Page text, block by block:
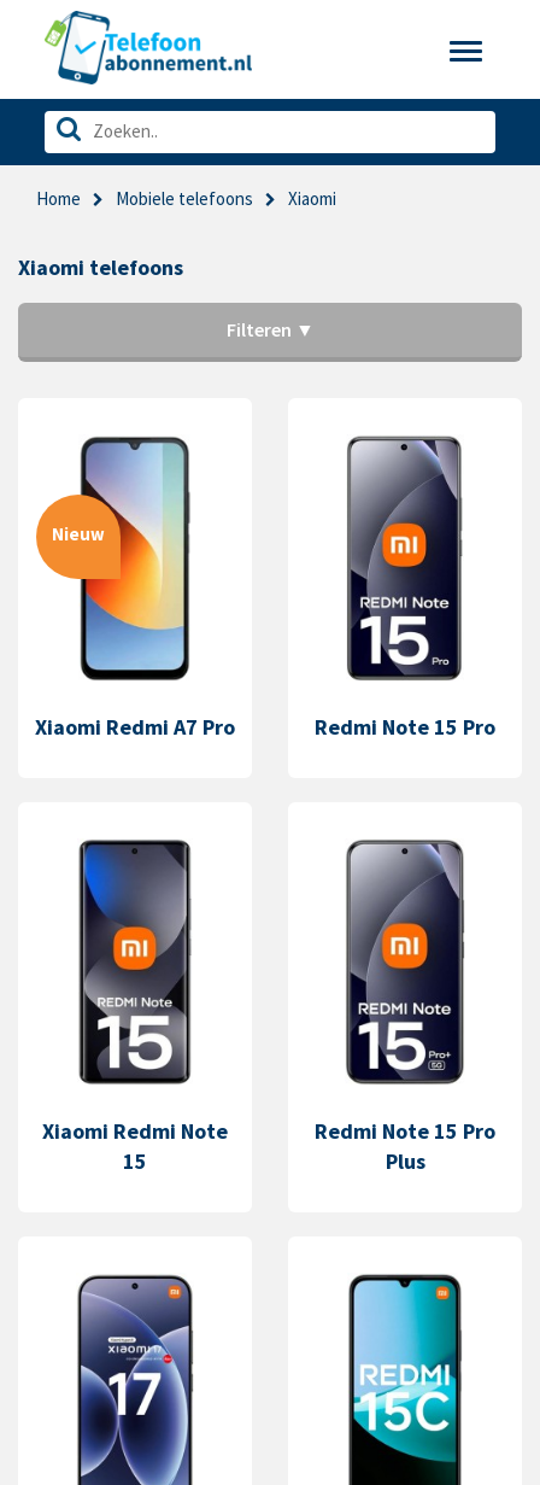
Toggle
Home Mobiele telefoons Xiaomi
Xiaomi telefoons
Filteren ▼
Nieuw
Xiaomi Redmi A7 Pro Redmi Note 15 Pro
Xiaomi Redmi Note
15
Redmi Note 15 Pro
Plus